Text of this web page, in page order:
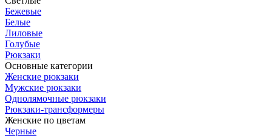
Бежевые
Белые
Лиловые
Голубые
Рюкзаки
Основные категории
Женские рюкзаки
Мужские рюкзаки
Однолямочные рюкзаки
Рюкзаки-трансформеры
Женские по цветам
Черные